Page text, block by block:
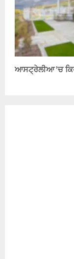
ਆਸਟ੍ਰੇਲੀਆ ’ਚ